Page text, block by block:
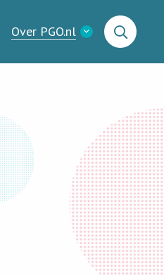
Over PGO.nl
Zoeken